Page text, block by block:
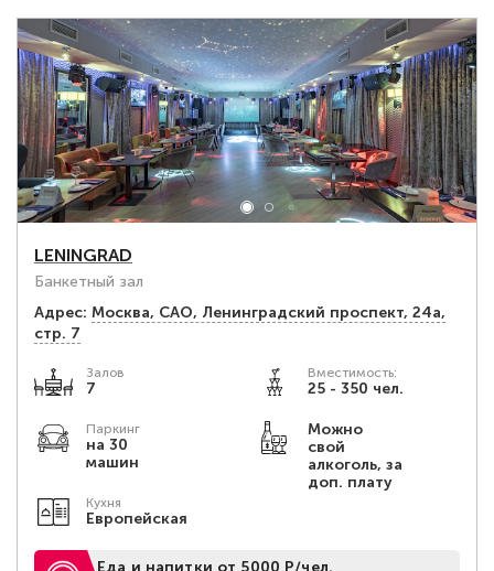
LENINGRAD
Банкетный зал
Адрес: Москва, САО, Ленинградский проспект, 24а,
стр. 7
Залов
7
Вместимость:
25 - 350 чел.
Паркинг
на 30
машин
Можно
свой
алкоголь, за
доп. плату
Кухня
Европейская
Еда и напитки от 5000 Р/чел.